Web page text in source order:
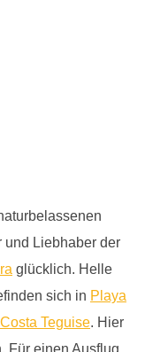
und Liebhaber der
glücklich. Helle
sich in Playa
Costa Teguise. Hier